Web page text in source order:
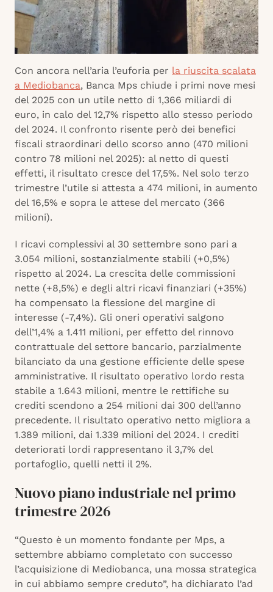
Con ancora nell’aria l’euforia per la riuscita scalata
a Mediobanca, Banca Mps chiude i primi nove mesi
del 2025 con un utile netto di 1,366 miliardi di
euro, in calo del 12,7% rispetto allo stesso periodo
del 2024. Il confronto risente però dei benefici
fiscali straordinari dello scorso anno (470 milioni
contro 78 milioni nel 2025): al netto di questi
effetti, il risultato cresce del 17,5%. Nel solo terzo
trimestre l’utile si attesta a 474 milioni, in aumento
del 16,5% e sopra le attese del mercato (366
milioni).
I ricavi complessivi al 30 settembre sono pari a
3.054 milioni, sostanzialmente stabili (+0,5%)
rispetto al 2024. La crescita delle commissioni
nette (+8,5%) e degli altri ricavi finanziari (+35%)
ha compensato la flessione del margine di
interesse (-7,4%). Gli oneri operativi salgono
dell’1,4% a 1.411 milioni, per effetto del rinnovo
contrattuale del settore bancario, parzialmente
bilanciato da una gestione efficiente delle spese
amministrative. Il risultato operativo lordo resta
stabile a 1.643 milioni, mentre le rettifiche su
crediti scendono a 254 milioni dai 300 dell’anno
precedente. Il risultato operativo netto migliora a
1.389 milioni, dai 1.339 milioni del 2024. I crediti
deteriorati lordi rappresentano il 3,7% del
portafoglio, quelli netti il 2%.
Nuovo piano industriale nel primo
trimestre 2026
“Questo è un momento fondante per Mps, a
settembre abbiamo completato con successo
l’acquisizione di Mediobanca, una mossa strategica
in cui abbiamo sempre creduto”, ha dichiarato l’ad